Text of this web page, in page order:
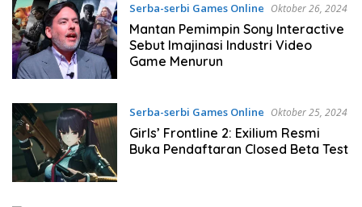
Serba-serbi Games Online Oktober 26, 2024
Mantan Pemimpin Sony Interactive
Sebut Imajinasi Industri Video
Game Menurun
Serba-serbi Games Online Oktober 25, 2024
Girls’ Frontline 2: Exilium Resmi
Buka Pendaftaran Closed Beta Test